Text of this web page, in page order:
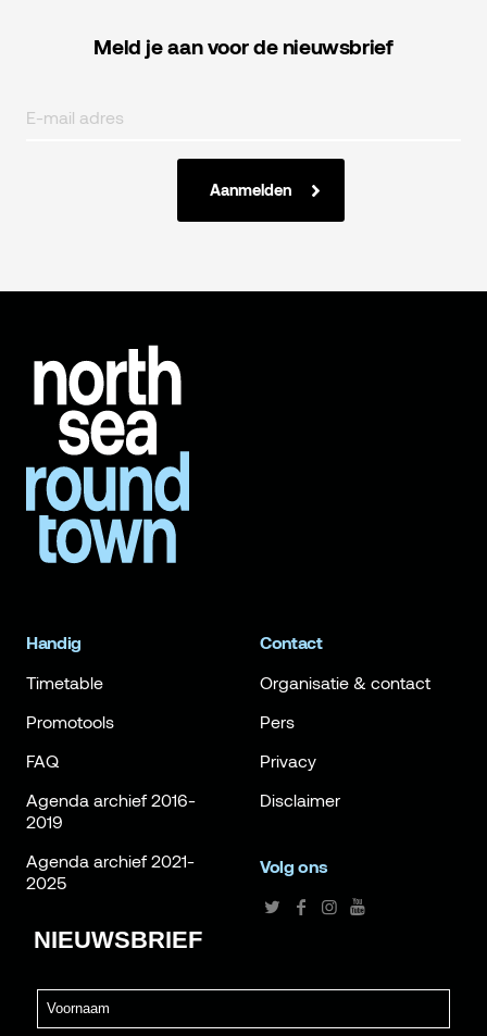
Meld je aan voor de nieuwsbrief
Aanmelden
Handig
Timetable
Promotools
FAQ
Agenda archief 2016-
2019
Agenda archief 2021-
2025
Contact
Organisatie & contact
Pers
Privacy
Disclaimer
Volg ons